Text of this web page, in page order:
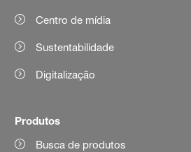
Centro de mídia
Sustentabilidade
Digitalização
Produtos
Busca de produtos